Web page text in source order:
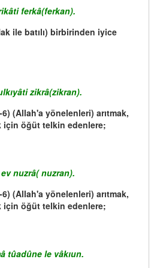
ferkâ(ferkan).
ile batılı) birbirinden iyice
zikrâ(zikran).
(Allah'a yönelenleri) arıtmak,
için öğüt telkin edenlere;
nuzrâ( nuzran).
(Allah'a yönelenleri) arıtmak,
için öğüt telkin edenlere;
tûadûne le vâkıun.